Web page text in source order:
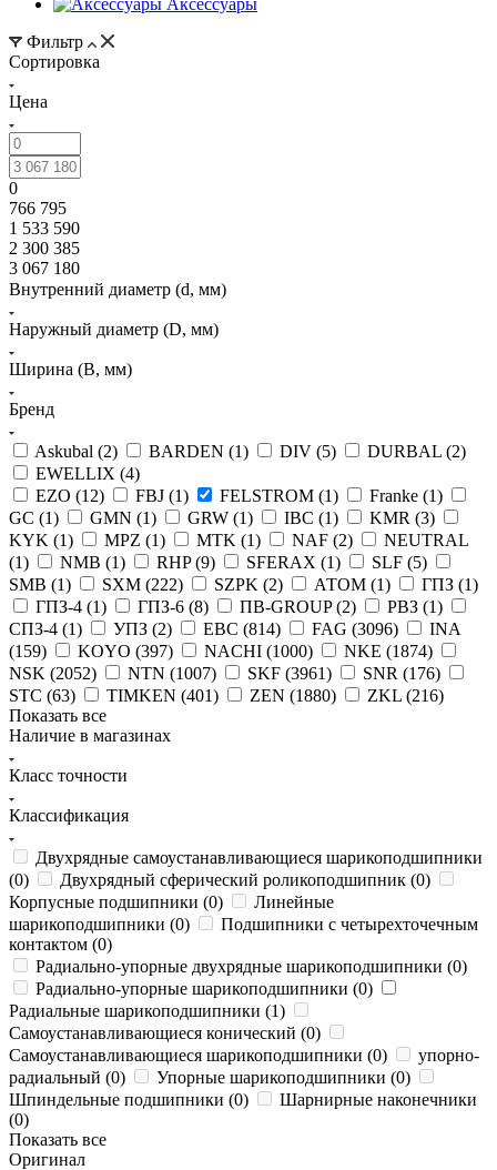
Аксессуары
Фильтр
Сортировка
Цена
0
766 795
1 533 590
2 300 385
3 067 180
Внутренний диаметр (d, мм)
Наружный диаметр (D, мм)
Ширина (B, мм)
Бренд
Askubal (2) BARDEN (1) DIV (5) DURBAL (2)
EWELLIX (4)
EZO (12) FBJ (1) FELSTROM (1) Franke (1)
GC (1) GMN (1) GRW (1) IBC (1) KMR (3)
KYK (1) MPZ (1) MTK (1) NAF (2)
NEUTRAL
(1) NMB (1) RHP (9) SFERAX (1) SLF (5)
SMB (1) SXM (222) SZPK (2) АТОМ (1) ГПЗ (1)
ГПЗ-4 (1) ГПЗ-6 (8) ПВ-GROUP (2) РВЗ (1)
СПЗ-4 (1) УПЗ (2) EBC (814) FAG (3096)
INA
(159) KOYO (397) NACHI (1000) NKE (1874)
NSK (2052) NTN (1007) SKF (3961) SNR (176)
STC (63) TIMKEN (401) ZEN (1880) ZKL (216)
Показать все
Наличие в магазинах
Класс точности
Классификация
Двухрядные самоустанавливающиеся шарикоподшипники
(0) Двухрядный сферический роликоподшипник (0)
Корпусные подшипники (0)
Линейные
шарикоподшипники (0)
Подшипники с четырехточечным
контактом (0)
Радиально-упорные двухрядные шарикоподшипники (0)
Радиально-упорные шарикоподшипники (0)
Радиальные шарикоподшипники (1)
Самоустанавливающиеся конический (0)
Самоустанавливающиеся шарикоподшипники (0)
упорно-
радиальный (0) Упорные шарикоподшипники (0)
Шпиндельные подшипники (0)
Шарнирные наконечники
(0)
Показать все
Оригинал